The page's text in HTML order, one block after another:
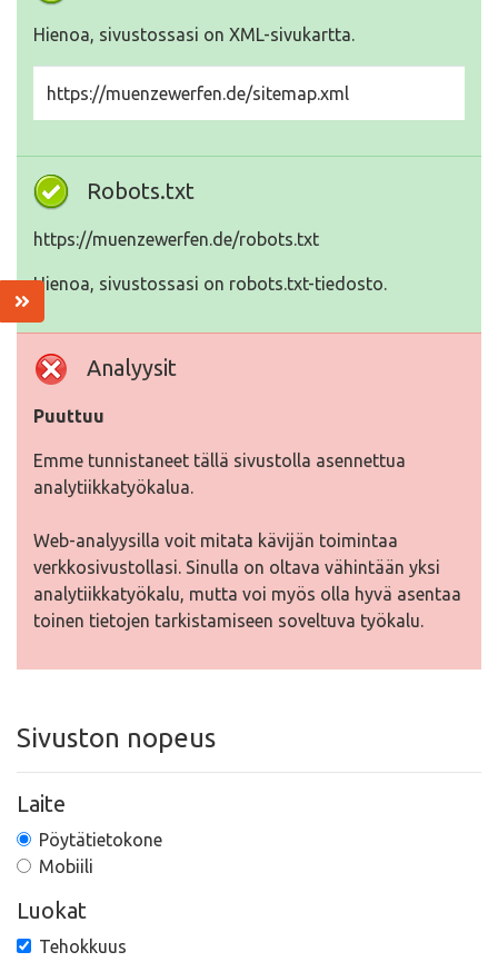
Hienoa, sivustossasi on XML-sivukartta.
https://muenzewerfen.de/sitemap.xml
Robots.txt
https://muenzewerfen.de/robots.txt
Hienoa, sivustossasi on robots.txt-tiedosto.
Analyysit
Puuttuu
Emme tunnistaneet tällä sivustolla asennettua
analytiikkatyökalua.
Web-analyysilla voit mitata kävijän toimintaa
verkkosivustollasi. Sinulla on oltava vähintään yksi
analytiikkatyökalu, mutta voi myös olla hyvä asentaa
toinen tietojen tarkistamiseen soveltuva työkalu.
Sivuston nopeus
Laite
Pöytätietokone
Mobiili
Luokat
Tehokkuus